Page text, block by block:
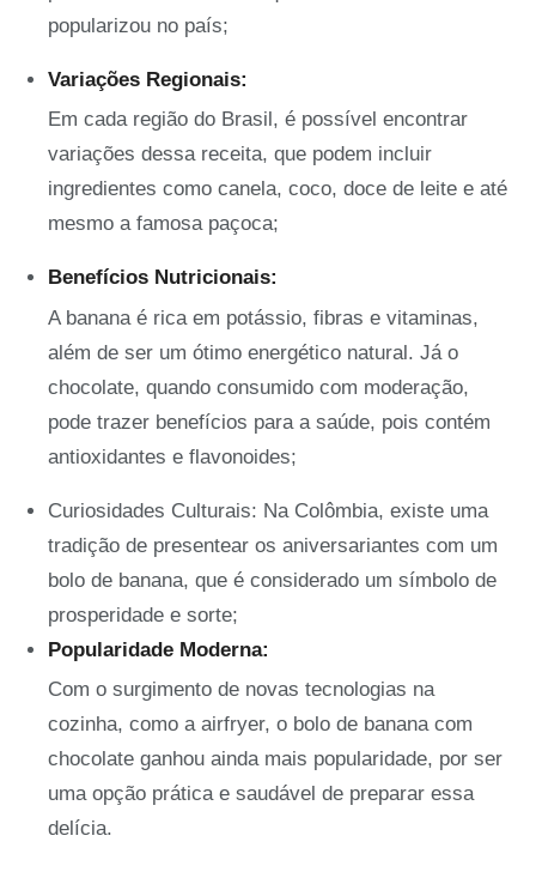
popularizou no país;
Variações Regionais:
Em cada região do Brasil, é possível encontrar
variações dessa receita, que podem incluir
ingredientes como canela, coco, doce de leite e até
mesmo a famosa paçoca;
Benefícios Nutricionais:
A banana é rica em potássio, fibras e vitaminas,
além de ser um ótimo energético natural. Já o
chocolate, quando consumido com moderação,
pode trazer benefícios para a saúde, pois contém
antioxidantes e flavonoides;
Curiosidades Culturais: Na Colômbia, existe uma
tradição de presentear os aniversariantes com um
bolo de banana, que é considerado um símbolo de
prosperidade e sorte;
Popularidade Moderna:
Com o surgimento de novas tecnologias na
cozinha, como a airfryer, o bolo de banana com
chocolate ganhou ainda mais popularidade, por ser
uma opção prática e saudável de preparar essa
delícia.